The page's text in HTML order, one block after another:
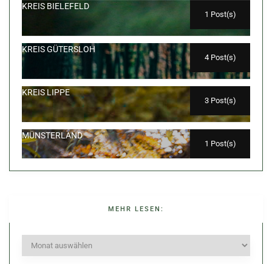
KREIS BIELEFELD
1 Post(s)
KREIS GÜTERSLOH
4 Post(s)
KREIS LIPPE
3 Post(s)
MÜNSTERLAND
1 Post(s)
MEHR LESEN:
lesen: